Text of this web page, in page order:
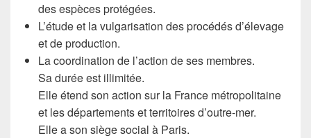
des espèces protégées.
L’étude et la vulgarisation des procédés d’élevage
et de production.
La coordination de l’action de ses membres.
Sa durée est illimitée.
Elle étend son action sur la France métropolitaine
et les départements et territoires d’outre-mer.
Elle a son siège social à Paris.